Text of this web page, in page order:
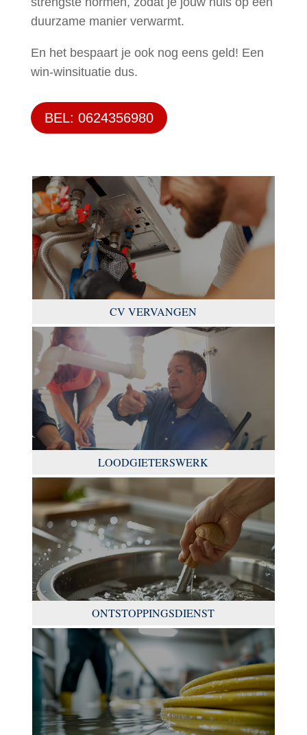
duurzame manier verwarmt.
En het bespaart je ook nog eens geld! Een
win-winsituatie dus.
BEL: 0624356980
CV VERVANGEN
LOODGIETERSWERK
ONTSTOPPINGSDIENST